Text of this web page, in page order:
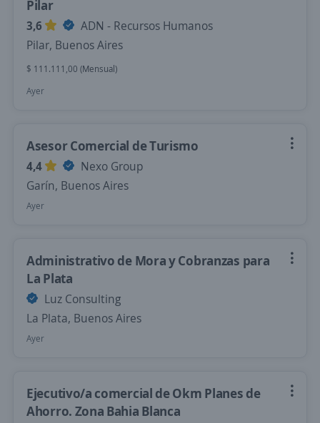
Pilar
3,6
ADN - Recursos Humanos
Pilar, Buenos Aires
$ 111.111,00 (Mensual)
Ayer
Asesor Comercial de Turismo
4,4
Nexo Group
Garín, Buenos Aires
Ayer
Administrativo de Mora y Cobranzas para
La Plata
Luz Consulting
La Plata, Buenos Aires
Ayer
Ejecutivo/a comercial de Okm Planes de
Ahorro. Zona Bahia Blanca